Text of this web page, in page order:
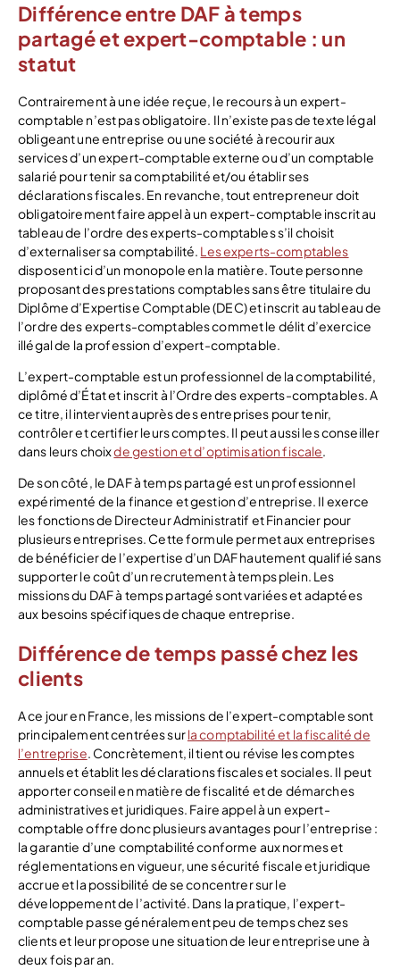
Différence entre DAF à temps
partagé et expert-comptable : un
statut
Contrairement à une idée reçue, le recours à un expert-
comptable n’est pas obligatoire. Il n’existe pas de texte légal
obligeant une entreprise ou une société à recourir aux
services d’un expert-comptable externe ou d’un comptable
salarié pour tenir sa comptabilité et/ou établir ses
déclarations fiscales. En revanche, tout entrepreneur doit
obligatoirement faire appel à un expert-comptable inscrit au
tableau de l’ordre des experts-comptables s’il choisit
d’externaliser sa comptabilité. Les experts-comptables
disposent ici d’un monopole en la matière. Toute personne
proposant des prestations comptables sans être titulaire du
Diplôme d’Expertise Comptable (DEC) et inscrit au tableau de
l’ordre des experts-comptables commet le délit d’exercice
illégal de la profession d’expert-comptable.
L’expert-comptable est un professionnel de la comptabilité,
diplômé d’État et inscrit à l’Ordre des experts-comptables. A
ce titre, il intervient auprès des entreprises pour tenir,
contrôler et certifier leurs comptes. Il peut aussi les conseiller
dans leurs choixde gestion et d’optimisation fiscale.
De son côté, le DAF à temps partagé est un professionnel
expérimenté de la finance et gestion d’entreprise. Il exerce
les fonctions de Directeur Administratif et Financier pour
plusieurs entreprises. Cette formule permet aux entreprises
de bénéficier de l’expertise d’un DAF hautement qualifié sans
supporter le coût d’un recrutement à temps plein. Les
missions du DAF à temps partagé sont variées et adaptées
aux besoins spécifiques de chaque entreprise.
Différence de temps passé chez les
clients
A ce jour en France, les missions de l’expert-comptable sont
principalement centrées surla comptabilité et la fiscalité de
l’entreprise. Concrètement, il tient ou révise les comptes
annuels et établit les déclarations fiscales et sociales. Il peut
apporter conseil en matière de fiscalité et de démarches
administratives et juridiques. Faire appel à un expert-
comptable offre donc plusieurs avantages pour l’entreprise :
la garantie d’une comptabilité conforme aux normes et
réglementations en vigueur, une sécurité fiscale et juridique
accrue et la possibilité de se concentrer sur le
développement de l’activité. Dans la pratique, l’expert-
comptable passe généralement peu de temps chez ses
clients et leur propose une situation de leur entreprise une à
deux fois par an.